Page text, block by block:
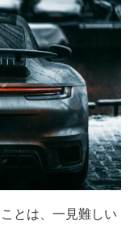
とは、一見難しい